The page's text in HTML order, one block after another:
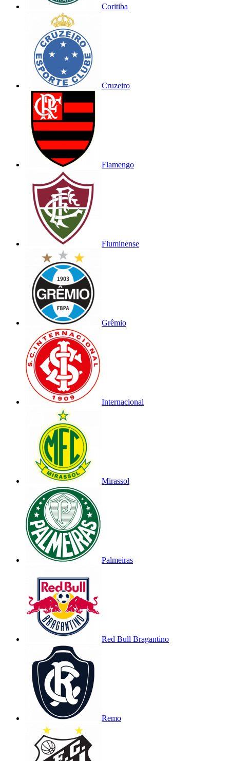
Coritiba
Cruzeiro
Flamengo
Fluminense
Grêmio
Internacional
Mirassol
Palmeiras
Red Bull Bragantino
Remo